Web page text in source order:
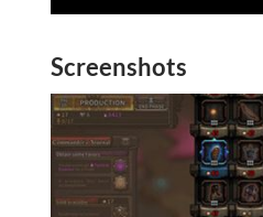
Screenshots